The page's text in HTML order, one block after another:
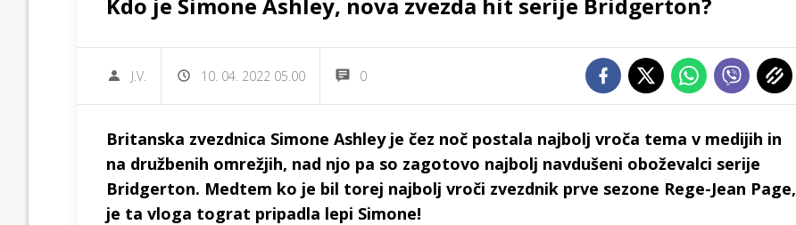
J.V. 10. 04. 2022 05.00 0
Britanska zvezdnica Simone Ashley je čez noč postala najbolj vroča tema v medijih in
na družbenih omrežjih, nad njo pa so zagotovo najbolj navdušeni oboževalci serije
Bridgerton. Medtem ko je bil torej najbolj vroči zvezdnik prve sezone Rege-Jean Page,
je ta vloga tograt pripadla lepi Simone!